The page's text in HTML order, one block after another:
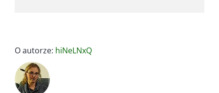
O autorze: hiNeLNxQ